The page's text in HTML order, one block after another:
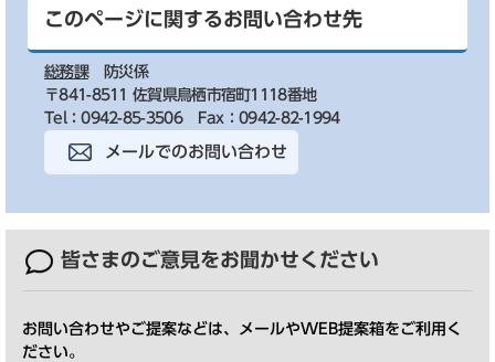
このページに関するお問い合わせ先
総務課
防災係
〒841-8511 佐賀県鳥栖市宿町1118番地
Tel：0942-85-3506
Fax：0942-82-1994
メールでのお問い合わせ
皆さまのご意見をお聞かせください
お問い合わせやご提案などは、メールやWEB提案箱をご利用く
ださい。